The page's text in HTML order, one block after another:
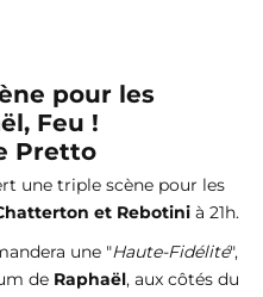
pour les
Feu !
Pretto
une triple scène pour les
et Rebotini à 21h.
une "Haute-Fidélité",
de Raphaël, aux côtés du